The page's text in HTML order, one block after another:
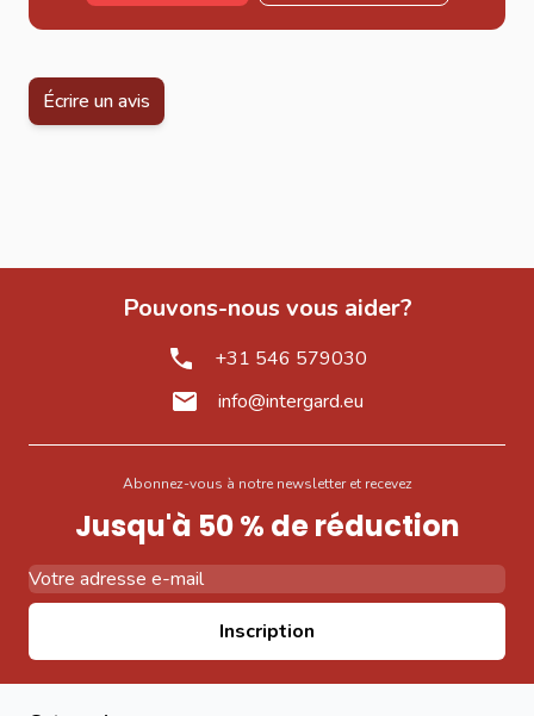
Écrire un avis
Pouvons-nous vous aider?
+31 546 579030
info@intergard.eu
Abonnez-vous à notre newsletter et recevez
Jusqu'à 50 % de réduction
Inscription